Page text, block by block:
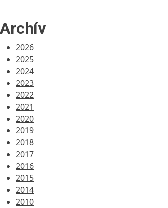
Archív
2026
2025
2024
2023
2022
2021
2020
2019
2018
2017
2016
2015
2014
2010